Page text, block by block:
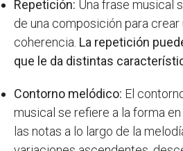
Repetición: Una frase musical
de una composición para
coherencia. La repetición
que le da distintas
Contorno melódico: El
musical se refiere a la forma
las notas a lo largo de la